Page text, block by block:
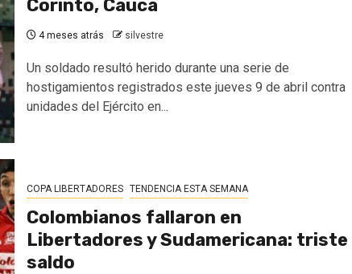
Corinto, Cauca
4 meses atrás silvestre
Un soldado resultó herido durante una serie de
hostigamientos registrados este jueves 9 de abril contra
unidades del Ejército en...
COPA LIBERTADORES TENDENCIA ESTA SEMANA
Colombianos fallaron en
Libertadores y Sudamericana: triste
saldo